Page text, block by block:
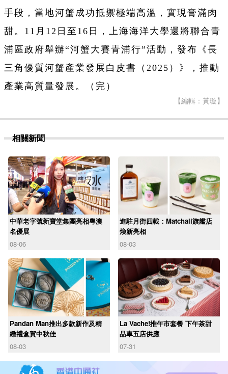
手段，當地河蟹成功抵禦極端高溫，實現膏滿肉
甜。11月12日至16日，上海海洋大學還將聯合青
浦區政府舉辦“河蟹大賽青浦行”活動，發布《長
三角優質河蟹產業發展白皮書（2025）》，推動
產業高質量發展。（完）
【編輯：黃璇】
相關新聞
中華老字號新寶堂集團亮相粵澳
名優展
08-06
進駐月街四載：Matchali旗艦店
煥新亮相
08-03
Pandan Man推出多款新作及精
緻禮盒賀中秋佳
08-03
La Vache!推午市套餐 下午茶甜
品車五店供應
07-31